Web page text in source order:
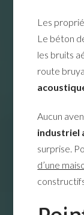
Les
Le béton
les bruits
route
Aucun
industriel
surprise.
d’une